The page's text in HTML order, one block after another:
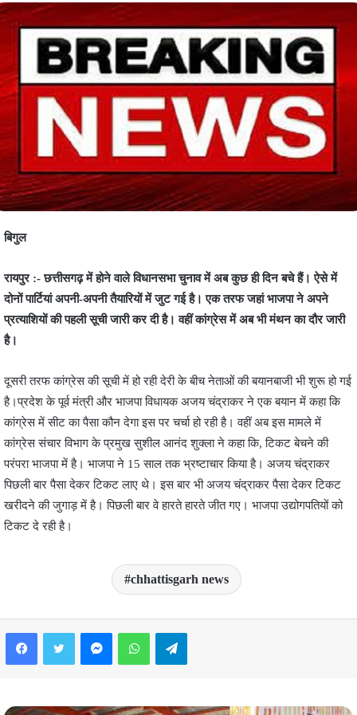
बिगुल
रायपुर :- छत्तीसगढ़ में होने वाले विधानसभा चुनाव में अब कुछ ही दिन बचे हैं। ऐसे में
दोनों पार्टियां अपनी-अपनी तैयारियों में जुट गई है। एक तरफ जहां भाजपा ने अपने
प्रत्याशियों की पहली सूची जारी कर दी है। वहीं कांग्रेस में अब भी मंथन का दौर जारी
है।
दूसरी तरफ कांग्रेस की सूची में हो रही देरी के बीच नेताओं की बयानबाजी भी शुरू हो गई
है।प्रदेश के पूर्व मंत्री और भाजपा विधायक अजय चंद्राकर ने एक बयान में कहा कि
कांग्रेस में सीट का पैसा कौन देगा इस पर चर्चा हो रही है। वहीं अब इस मामले में
कांग्रेस संचार विभाग के प्रमुख सुशील आनंद शुक्ला ने कहा कि, टिकट बेचने की
परंपरा भाजपा में है। भाजपा ने 15 साल तक भ्रष्टाचार किया है। अजय चंद्राकर
पिछली बार पैसा देकर टिकट लाए थे। इस बार भी अजय चंद्राकर पैसा देकर टिकट
खरीदने की जुगाड़ में है। पिछली बार वे हारते हारते जीत गए। भाजपा उद्योगपतियों को
टिकट दे रही है।
chhattisgarh news
FacebookTwitter MessengerWhatsAppTelegram